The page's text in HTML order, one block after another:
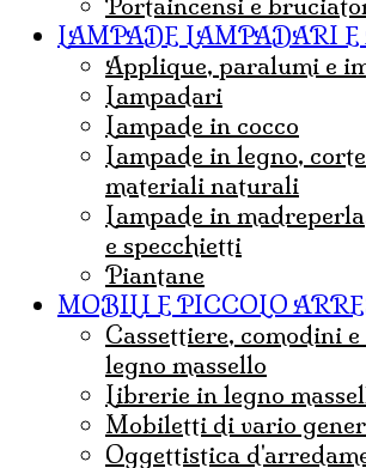
LAMPADE LAMPADARI
Applique, paralumi e
lampadari
Lampade in cocco
Lampade in legno, cortecce e altri
materiali naturali
Lampade in madreperla, fibra di vetro
e specchietti
Piantane
MOBILI E PICCOLO
Cassettiere, comodini e scrittoi in
legno massello
Librerie in legno
mobiletti di vario
Oggettistica